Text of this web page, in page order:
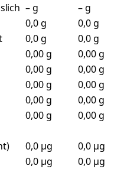
– g
– g
0,0 g
0,0 g
0,0 g
0,0 g
0,00 g
0,00 g
0,00 g
0,00 g
0,00 g
0,00 g
0,00 g
0,00 g
0,00 g
0,00 g
0,0 µg
0,0 µg
0,0 µg
0,0 µg